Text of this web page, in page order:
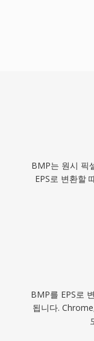
BMP는 원시 픽
EPS로 변환할
BMP를 EPS로
됩니다.